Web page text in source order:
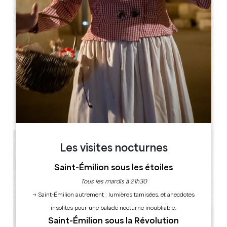
Leaflet
Château et Tour de Montaigne
24230 Saint-Michel-de-Montaigne
RÉSERVER
Les visites nocturnes
Saint-Émilion sous les étoiles
Tous les mardis à 21h30
→ Saint-Émilion autrement : lumières tamisées, et anecdotes
insolites pour une balade nocturne inoubliable.
Saint-Émilion sous la Révolution